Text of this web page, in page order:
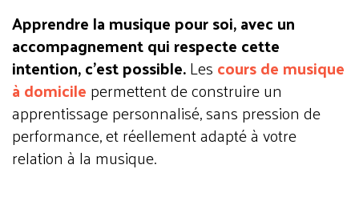
Apprendre la musique pour soi, avec un
accompagnement qui respecte cette
intention, c’est possible.Lescours de musique
à domicilepermettent de construire un
apprentissage personnalisé, sans pression de
performance, et réellement adapté à votre
relation à la musique.